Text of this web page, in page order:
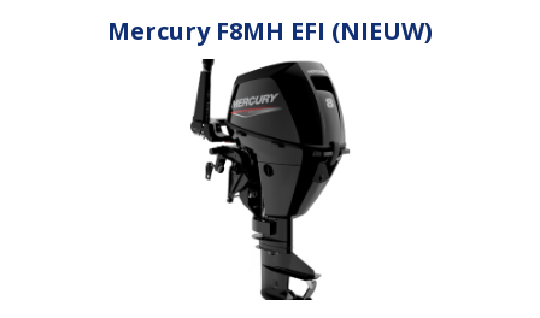
Mercury F8MH EFI (NIEUW)